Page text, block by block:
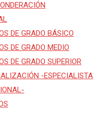
DE GRADO BÁSICO
DE GRADO MEDIO
DE GRADO SUPERIOR
-ESPECIALISTA